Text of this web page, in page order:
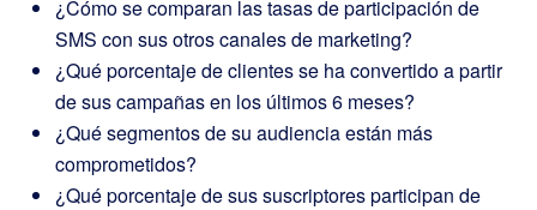
¿Cómo se comparan las tasas de participación de
SMS con sus otros canales de marketing?
¿Qué porcentaje de clientes se ha convertido a partir
de sus campañas en los últimos 6 meses?
¿Qué segmentos de su audiencia están más
comprometidos?
¿Qué porcentaje de sus suscriptores participan de